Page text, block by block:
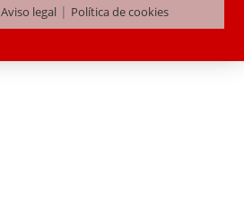
Aviso legal| Política de cookies